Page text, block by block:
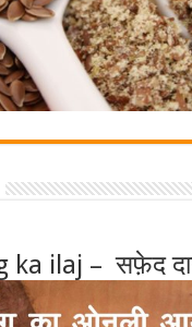
ka ilaj – सफ़ेद